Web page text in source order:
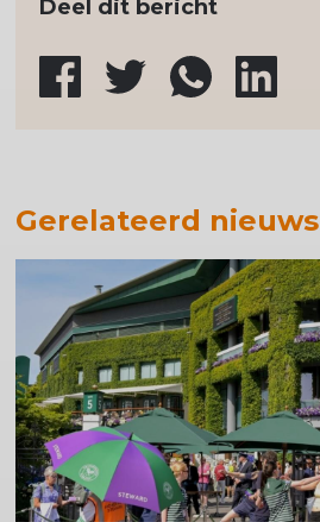
Deel dit bericht
Gerelateerd nieuws